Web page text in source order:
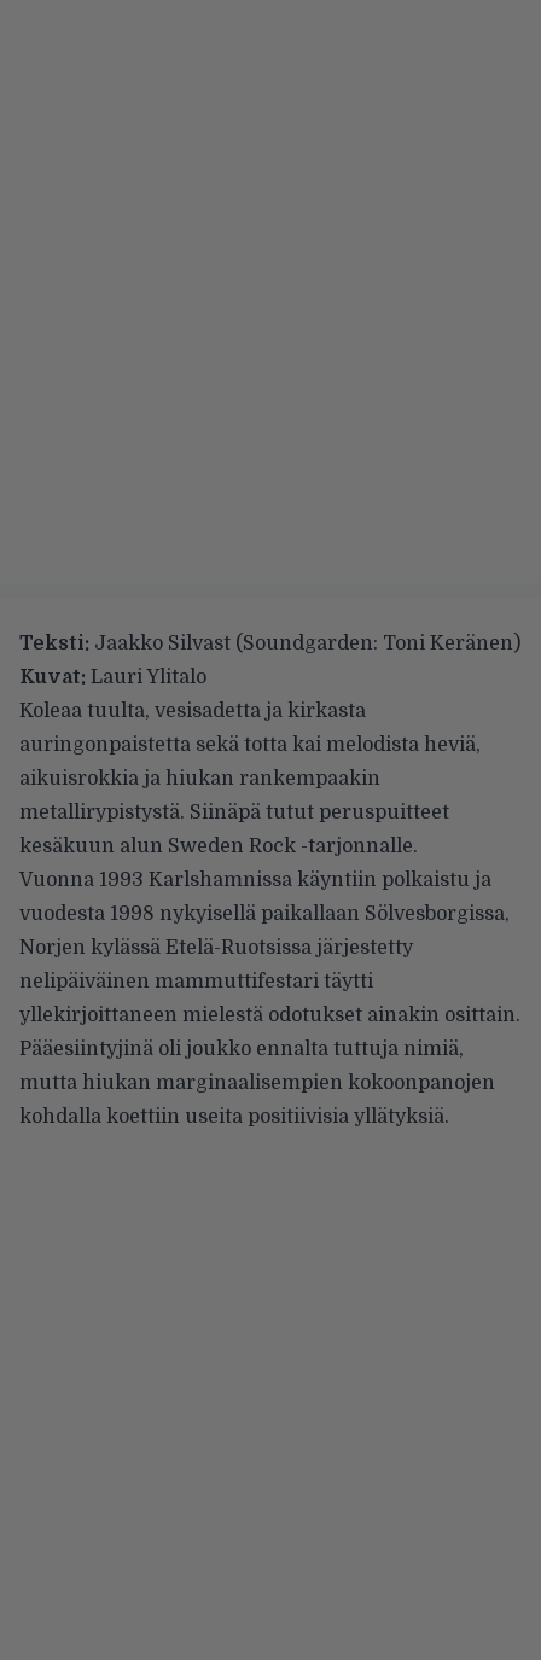
Teksti: Jaakko Silvast (Soundgarden: Toni Keränen)
Kuvat: Lauri Ylitalo
Koleaa tuulta, vesisadetta ja kirkasta
auringonpaistetta sekä totta kai melodista heviä,
aikuisrokkia ja hiukan rankempaakin
metallirypistystä. Siinäpä tutut peruspuitteet
kesäkuun alun Sweden Rock -tarjonnalle.
Vuonna 1993 Karlshamnissa käyntiin polkaistu ja
vuodesta 1998 nykyisellä paikallaan Sölvesborgissa,
Norjen kylässä Etelä-Ruotsissa järjestetty
nelipäiväinen mammuttifestari täytti
yllekirjoittaneen mielestä odotukset ainakin osittain.
Pääesiintyjinä oli joukko ennalta tuttuja nimiä,
mutta hiukan marginaalisempien kokoonpanojen
kohdalla koettiin useita positiivisia yllätyksiä.